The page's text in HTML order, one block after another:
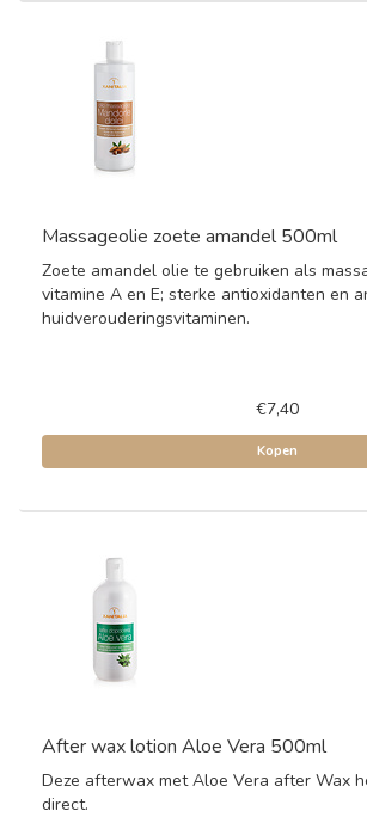
Massageolie zoete amandel 500ml
Zoete amandel olie te gebruiken als
vitamine A en E; sterke antioxidanten en
huidverouderingsvitaminen.
€7,40
Kopen
After wax lotion Aloe Vera 500ml
Deze afterwax met Aloe Vera after Wax
direct.